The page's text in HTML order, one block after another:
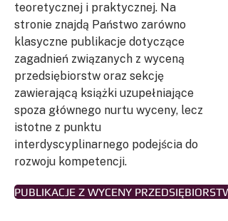
teoretycznej i praktycznej. Na
stronie znajdą Państwo zarówno
klasyczne publikacje dotyczące
zagadnień związanych z wyceną
przedsiębiorstw oraz sekcję
zawierającą książki uzupełniające
spoza głównego nurtu wyceny, lecz
istotne z punktu
interdyscyplinarnego podejścia do
rozwoju kompetencji.
PUBLIKACJE Z WYCENY PRZEDSIĘBIORSTW